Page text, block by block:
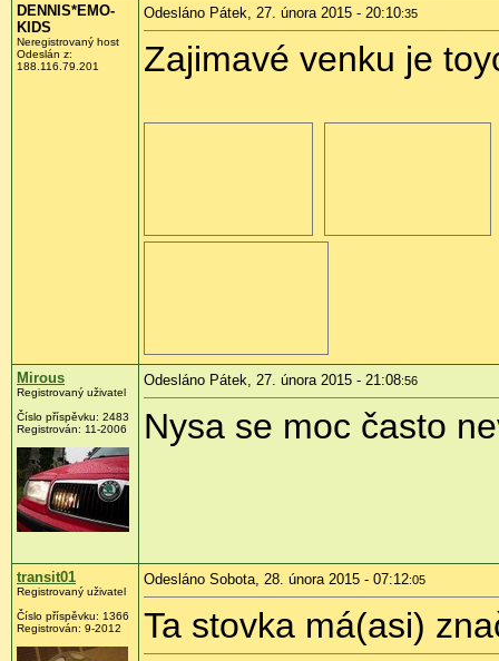
DENNIS*EMO-
KIDS
Neregistrovaný host
Odeslán z:
188.116.79.201
Odesláno Pátek, 27. února 2015 - 20:10:35
Zajimavé venku je
Mirous
Registrovaný uživatel
Číslo příspěvku: 2483
Registrován: 11-2006
Odesláno Pátek, 27. února 2015 - 21:08:56
Nysa se moc často
transit01
Registrovaný uživatel
Číslo příspěvku: 1366
Registrován: 9-2012
Odesláno Sobota, 28. února 2015 - 07:12:05
Ta stovka má(asi)